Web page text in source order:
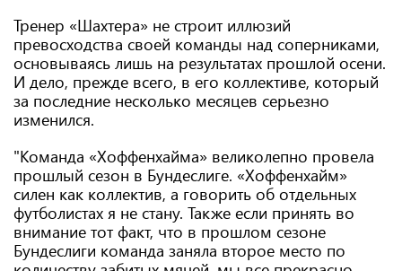
Тренер «Шахтера» не строит иллюзий
превосходства своей команды над соперниками,
основываясь лишь на результатах прошлой осени.
И дело, прежде всего, в его коллективе, который
за последние несколько месяцев серьезно
изменился.
"Команда «Хоффенхайма» великолепно провела
прошлый сезон в Бундеслиге. «Хоффенхайм»
силен как коллектив, а говорить об отдельных
футболистах я не стану. Также если принять во
внимание тот факт, что в прошлом сезоне
Бундеслиги команда заняла второе место по